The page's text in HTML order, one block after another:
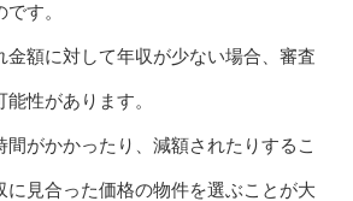
す。
金額に対して年収が少ない場合、審査
性があります。
間がかかったり、減額されたりするこ
に見合った価格の物件を選ぶことが大